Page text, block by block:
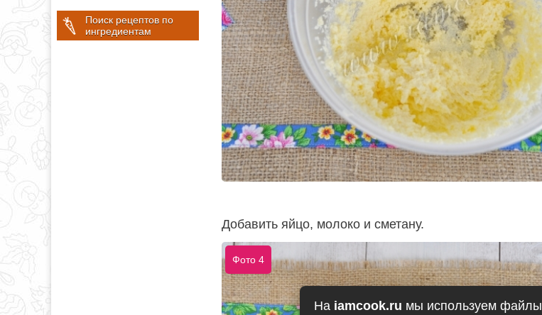
На iamcook.ru мы используем файлы
Поиск рецептов по
ингредиентам
Добавить яйцо, молоко и сметану.
Фото 4